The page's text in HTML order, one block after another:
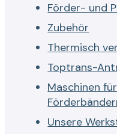
Förder- und
Zubehör
Thermisch
Toptrans-
Maschinen
Unsere